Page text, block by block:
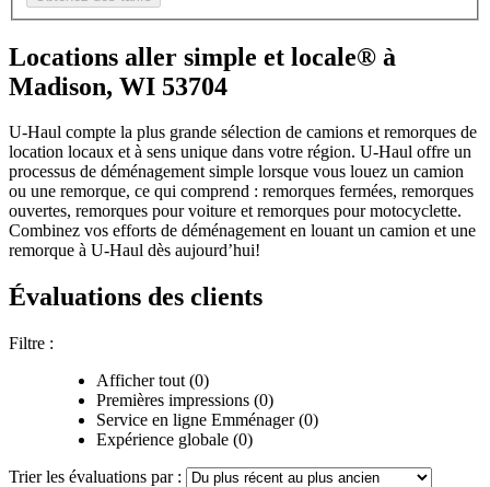
Locations aller simple et locale® à
Madison, WI 53704
U-Haul compte la plus grande sélection de camions et remorques de
location locaux et à sens unique dans votre région. U-Haul offre un
processus de déménagement simple lorsque vous louez un camion
ou une remorque, ce qui comprend : remorques fermées, remorques
ouvertes, remorques pour voiture et remorques pour motocyclette.
Combinez vos efforts de déménagement en louant un camion et une
remorque à U-Haul dès aujourd’hui!
Évaluations des clients
Filtre :
Afficher tout (0)
Premières impressions (0)
Service en ligne Emménager (0)
Expérience globale (0)
Trier les évaluations par :